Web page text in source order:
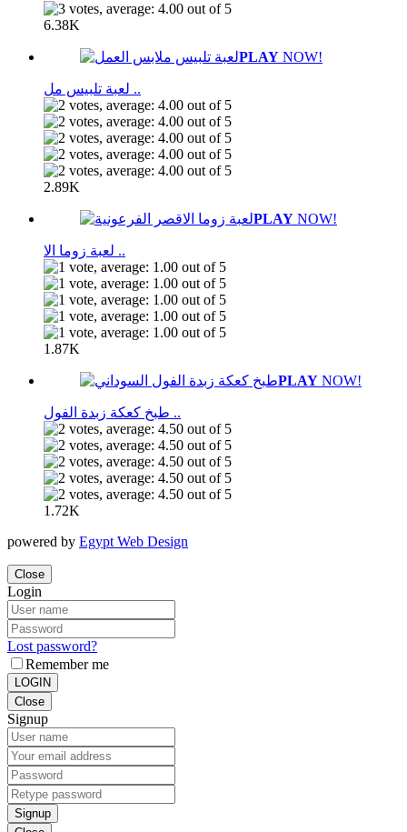
6.38K
PLAY NOW!
لعبة تلبيس مل ..
2.89K
PLAY NOW!
لعبة زوما الا ..
1.87K
PLAY NOW!
طبخ كعكة زبدة الفول ..
1.72K
powered by Egypt Web Design
Close
Login
Lost password?
Remember me
LOGIN
Close
Signup
Signup